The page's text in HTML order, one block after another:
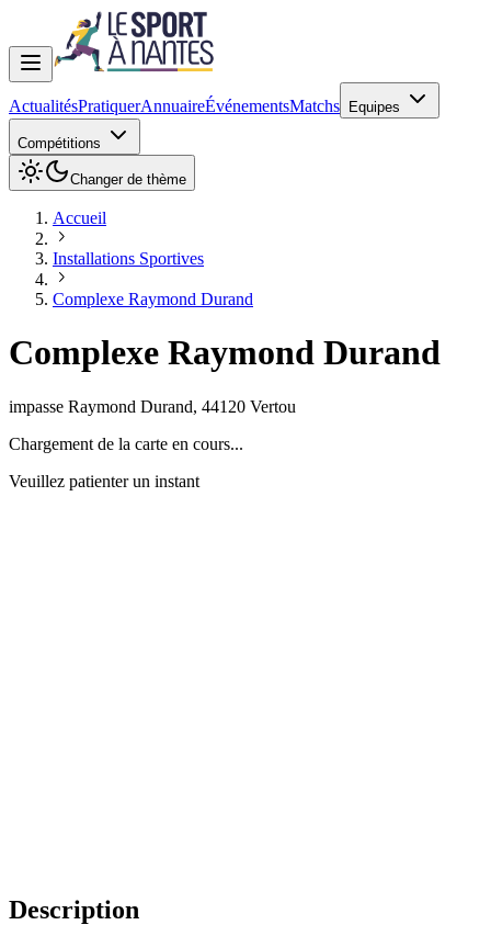
ActualitésPratiquerAnnuaireÉvénementsMatchs Equipes
Compétitions
Changer de thème
Accueil
Installations Sportives
Complexe Raymond Durand
Complexe Raymond Durand
impasse Raymond Durand, 44120 Vertou
Chargement de la carte en cours...
Veuillez patienter un instant
Description